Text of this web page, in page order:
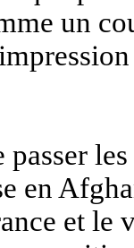
un
passer
en
et le